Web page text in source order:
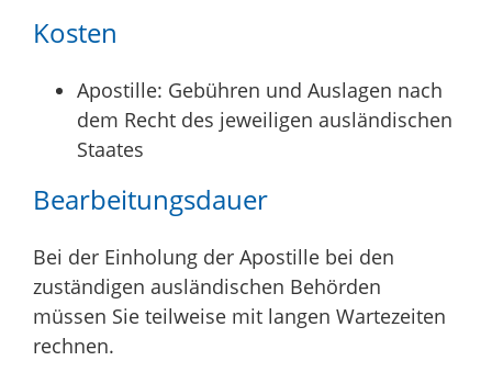
Kosten
Apostille: Gebühren und Auslagen nach
dem Recht des jeweiligen ausländischen
Staates
Bearbeitungsdauer
Bei der Einholung der Apostille bei den
zuständigen ausländischen Behörden
müssen Sie teilweise mit langen Wartezeiten
rechnen.